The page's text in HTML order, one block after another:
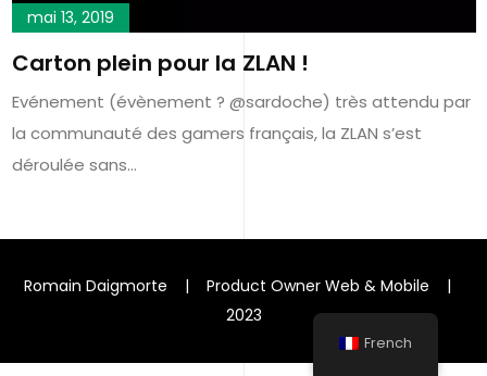
mai 13, 2019
Carton plein pour la ZLAN !
Evénement (évènement ? @sardoche) très attendu par
la communauté des gamers français, la ZLAN s’est
déroulée sans…
Romain Daigmorte | Product Owner Web & Mobile |
2023
French